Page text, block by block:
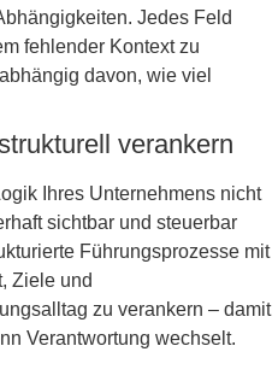
Jedes Feld
fehlender Kontext zu
davon, wie viel
verankern
Ihres Unternehmens nicht
sichtbar und steuerbar
Führungsprozesse mit
Ziele und
zu verankern – damit
Verantwortung wechselt.